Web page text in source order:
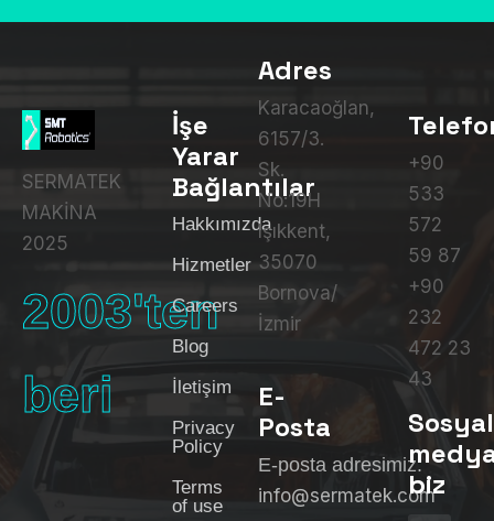
SERMATEK
MAKİNA
2025
2003'ten
beri
İşe
Yarar
Bağlantılar
Hakkımızda
Hizmetler
Careers
Blog
İletişim
Privacy
Policy
Terms
of use
Adres
Karacaoğlan,
6157/3.
Sk.
No:19H
Işıkkent,
35070
Bornova/
İzmir
E-
Posta
E-posta adresimiz:
info@sermatek.com
+90
533
572
59 87
+90
232
472 23
43
Sosyal
biz